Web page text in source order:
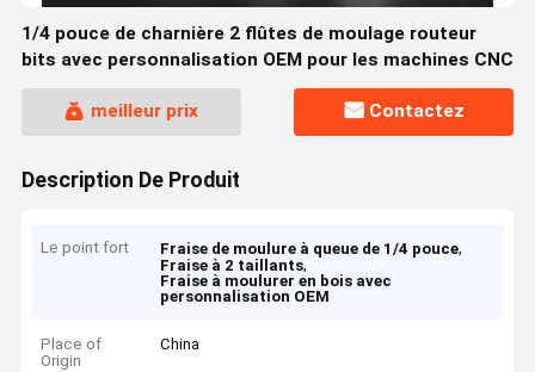
1/4 pouce de charnière 2 flûtes de moulage routeur
bits avec personnalisation OEM pour les machines CNC
meilleur prix Contactez
Description De Produit
Le point fort Fraise de moulure à queue de 1/4 pouce,
Fraise à 2 taillants,
Fraise à moulurer en bois avec
personnalisation OEM
Place of
Origin
China